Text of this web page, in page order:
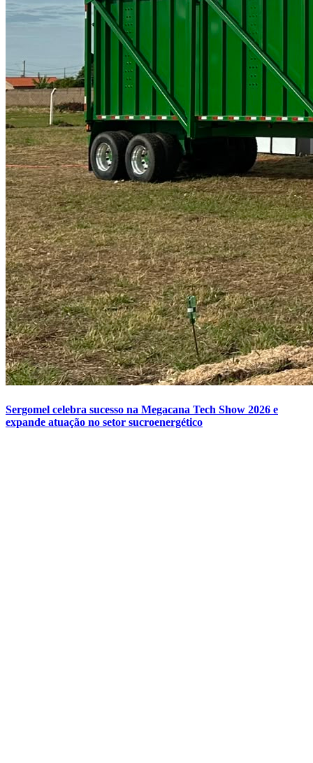
Sergomel celebra sucesso na Megacana Tech Show 2026 e
expande atuação no setor sucroenergético